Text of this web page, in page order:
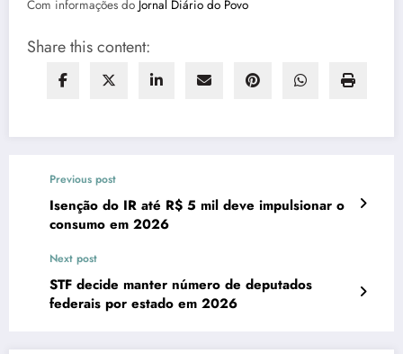
Com informações do Jornal Diário do Povo
Share this content:
Previous post
Isenção do IR até R$ 5 mil deve impulsionar o
consumo em 2026
Next post
STF decide manter número de deputados
federais por estado em 2026